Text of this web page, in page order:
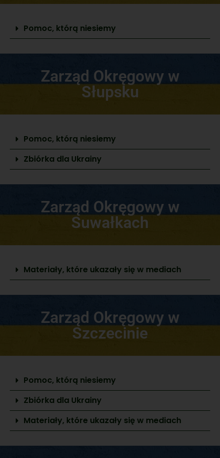
Pomoc, którą niesiemy
Zarząd Okręgowy w
Słupsku
Pomoc, którą niesiemy
Zbiórka dla Ukrainy
Zarząd Okręgowy w
Suwałkach
Materiały, które ukazały się w mediach
Zarząd Okręgowy w
Szczecinie
Pomoc, którą niesiemy
Zbiórka dla Ukrainy
Materiały, które ukazały się w mediach